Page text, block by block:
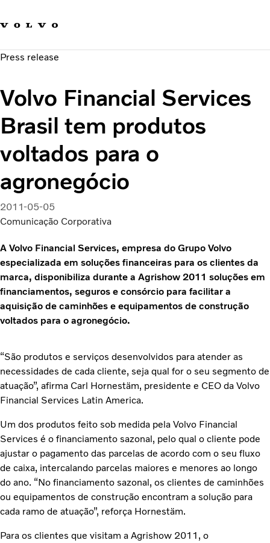
Carreira
Sustentabilidade e Segurança
Press release
Volvo Financial Services
Brasil tem produtos
voltados para o
agronegócio
2011-05-05
Comunicação Corporativa
A Volvo Financial Services, empresa do Grupo Volvo
especializada em soluções financeiras para os clientes da
marca, disponibiliza durante a Agrishow 2011 soluções em
financiamentos, seguros e consórcio para facilitar a
aquisição de caminhões e equipamentos de construção
voltados para o agronegócio.
“São produtos e serviços desenvolvidos para atender as
necessidades de cada cliente, seja qual for o seu segmento de
atuação”, afirma Carl Hornestäm, presidente e CEO da Volvo
Financial Services Latin America.
Um dos produtos feito sob medida pela Volvo Financial
Services é o financiamento sazonal, pelo qual o cliente pode
ajustar o pagamento das parcelas de acordo com o seu fluxo
de caixa, intercalando parcelas maiores e menores ao longo
do ano. “No financiamento sazonal, os clientes de caminhões
ou equipamentos de construção encontram a solução para
cada ramo de atuação”, reforça Hornestäm.
Para os clientes que visitam a Agrishow 2011, o